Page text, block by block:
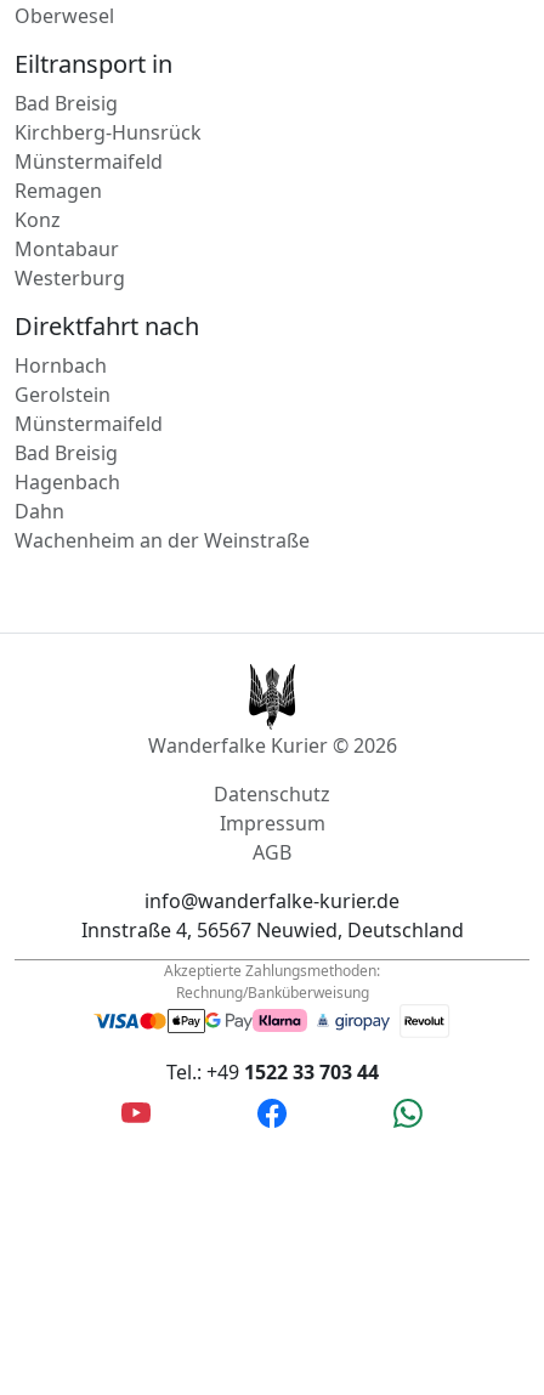
Oberwesel
Eiltransport in
Bad Breisig
Kirchberg-Hunsrück
Münstermaifeld
Remagen
Konz
Montabaur
Westerburg
Direktfahrt nach
Hornbach
Gerolstein
Münstermaifeld
Bad Breisig
Hagenbach
Dahn
Wachenheim an der Weinstraße
Wanderfalke Kurier © 2026
Datenschutz
Impressum
AGB
info@wanderfalke-kurier.de
Innstraße 4, 56567 Neuwied, Deutschland
Akzeptierte Zahlungsmethoden:
Rechnung/Banküberweisung
Tel.: +49 1522 33 703 44